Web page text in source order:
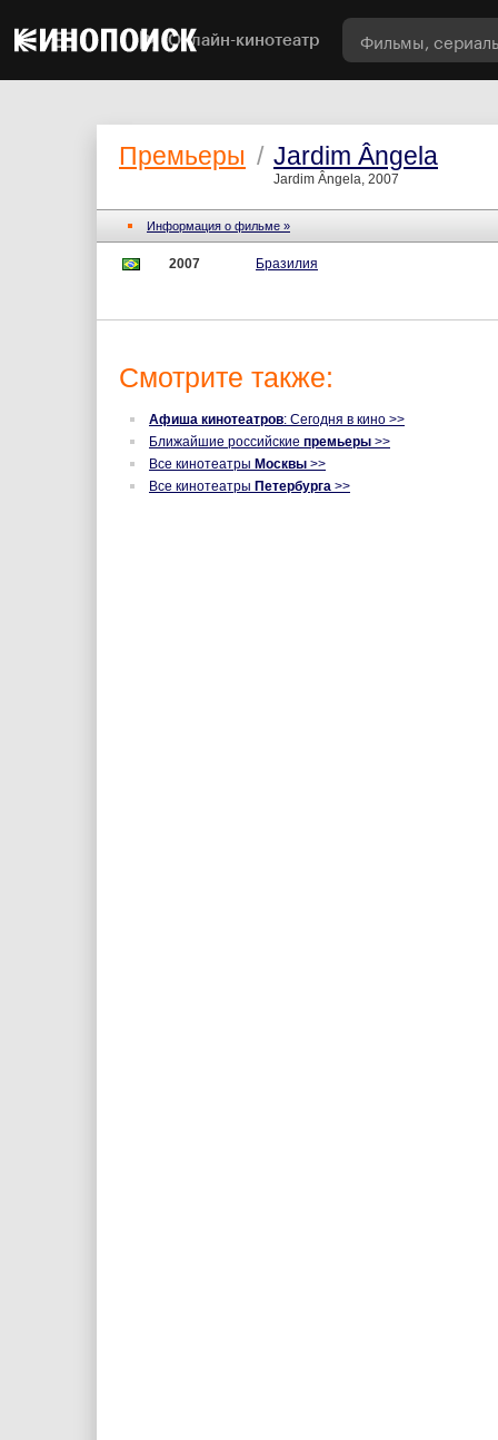
Онлайн-кинотеатр
Премьеры / Jardim Ângela
Jardim Ângela, 2007
Информация о фильме »
2007 Бразилия
Смотрите также:
Афиша кинотеатров: Сегодня в кино >>
Ближайшие российские премьеры >>
Все кинотеатры Москвы >>
Все кинотеатры Петербурга >>